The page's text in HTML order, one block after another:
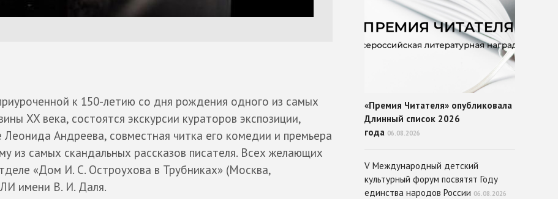
к 150-летию со дня рождения одного из самых
XX века, состоятся экскурсии кураторов экспозиции,
Андреева, совместная читка его комедии и премьера
из самых скандальных рассказов писателя. Всех желающих
«Дом И. С. Остроухова в Трубниках» (Москва,
имени В. И. Даля.
«Премия Читателя» опубликовала
Длинный список 2026
года 06.08.2026
V Международный детский
культурный форум посвятят Году
единства народов России 06.08.2026